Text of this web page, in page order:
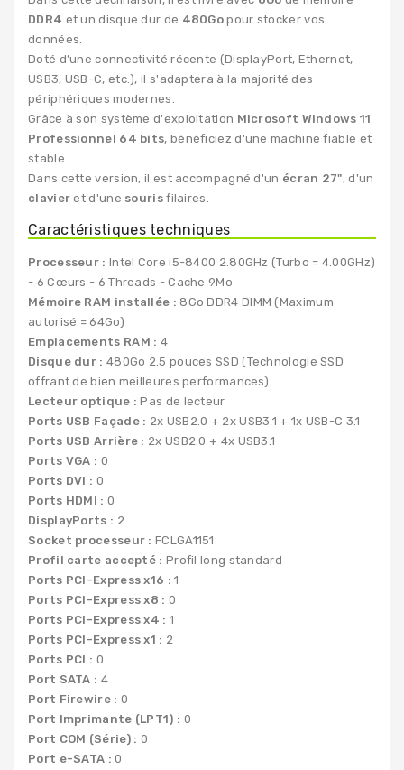
DDR4 et un disque dur de 480Go pour stocker vos
données.
Doté d’une connectivité récente (DisplayPort, Ethernet,
USB3, USB-C, etc.), il s'adaptera à la majorité des
périphériques modernes.
Grâce à son système d'exploitation Microsoft Windows 11
Professionnel 64 bits, bénéficiez d'une machine fiable et
stable.
Dans cette version, il est accompagné d'un écran 27", d'un
clavier et d'une sourisfilaires.
Caractéristiques techniques
Processeur : Intel Core i5-8400 2.80GHz (Turbo = 4.00GHz)
- 6 Cœurs - 6 Threads - Cache 9Mo
Mémoire RAM installée : 8Go DDR4 DIMM (Maximum
autorisé = 64Go)
Emplacements RAM : 4
Disque dur : 480Go 2.5 pouces SSD (Technologie SSD
offrant de bien meilleures performances)
Lecteur optique : Pas de lecteur
Ports USB Façade : 2x USB2.0 + 2x USB3.1 + 1x USB-C 3.1
Ports USB Arrière : 2x USB2.0 + 4x USB3.1
Ports VGA : 0
Ports DVI : 0
Ports HDMI : 0
DisplayPorts : 2
Socket processeur : FCLGA1151
Profil carte accepté : Profil long standard
Ports PCI-Express x16 : 1
Ports PCI-Express x8 : 0
Ports PCI-Express x4 : 1
Ports PCI-Express x1 : 2
Ports PCI : 0
Port SATA : 4
Port Firewire : 0
Port Imprimante (LPT1) : 0
Port COM (Série) : 0
Port e-SATA : 0